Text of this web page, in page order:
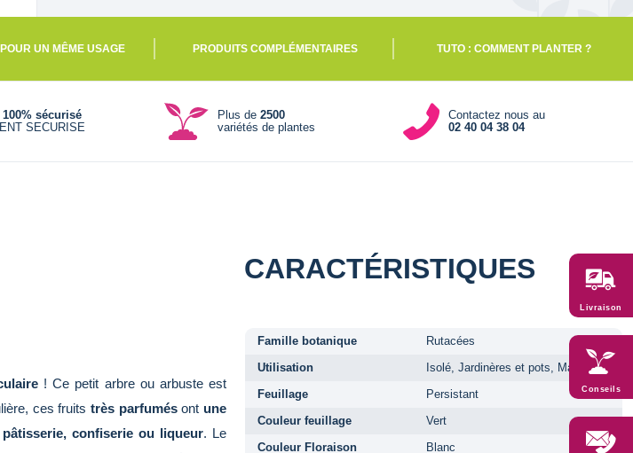
UN MÊME USAGE PRODUITS COMPLÉMENTAIRES TUTO : COMMENT PLANTER ?
100% sécurisé
SECURISE
Plus de2500
variétés de plantes
Contactez nous au
02 40 04 38 04
! Ce petit arbre ou arbuste est
ces fruits très parfumésont une
pâtisserie, confiserie ou liqueur. Le
CARACTÉRISTIQUES
Famille botanique
Rutacées
Utilisation
Isolé, Jardinères et pots, Massifs
Feuillage
Persistant
Couleur feuillage
Vert
Couleur Floraison
Blanc
Livraison
Conseils